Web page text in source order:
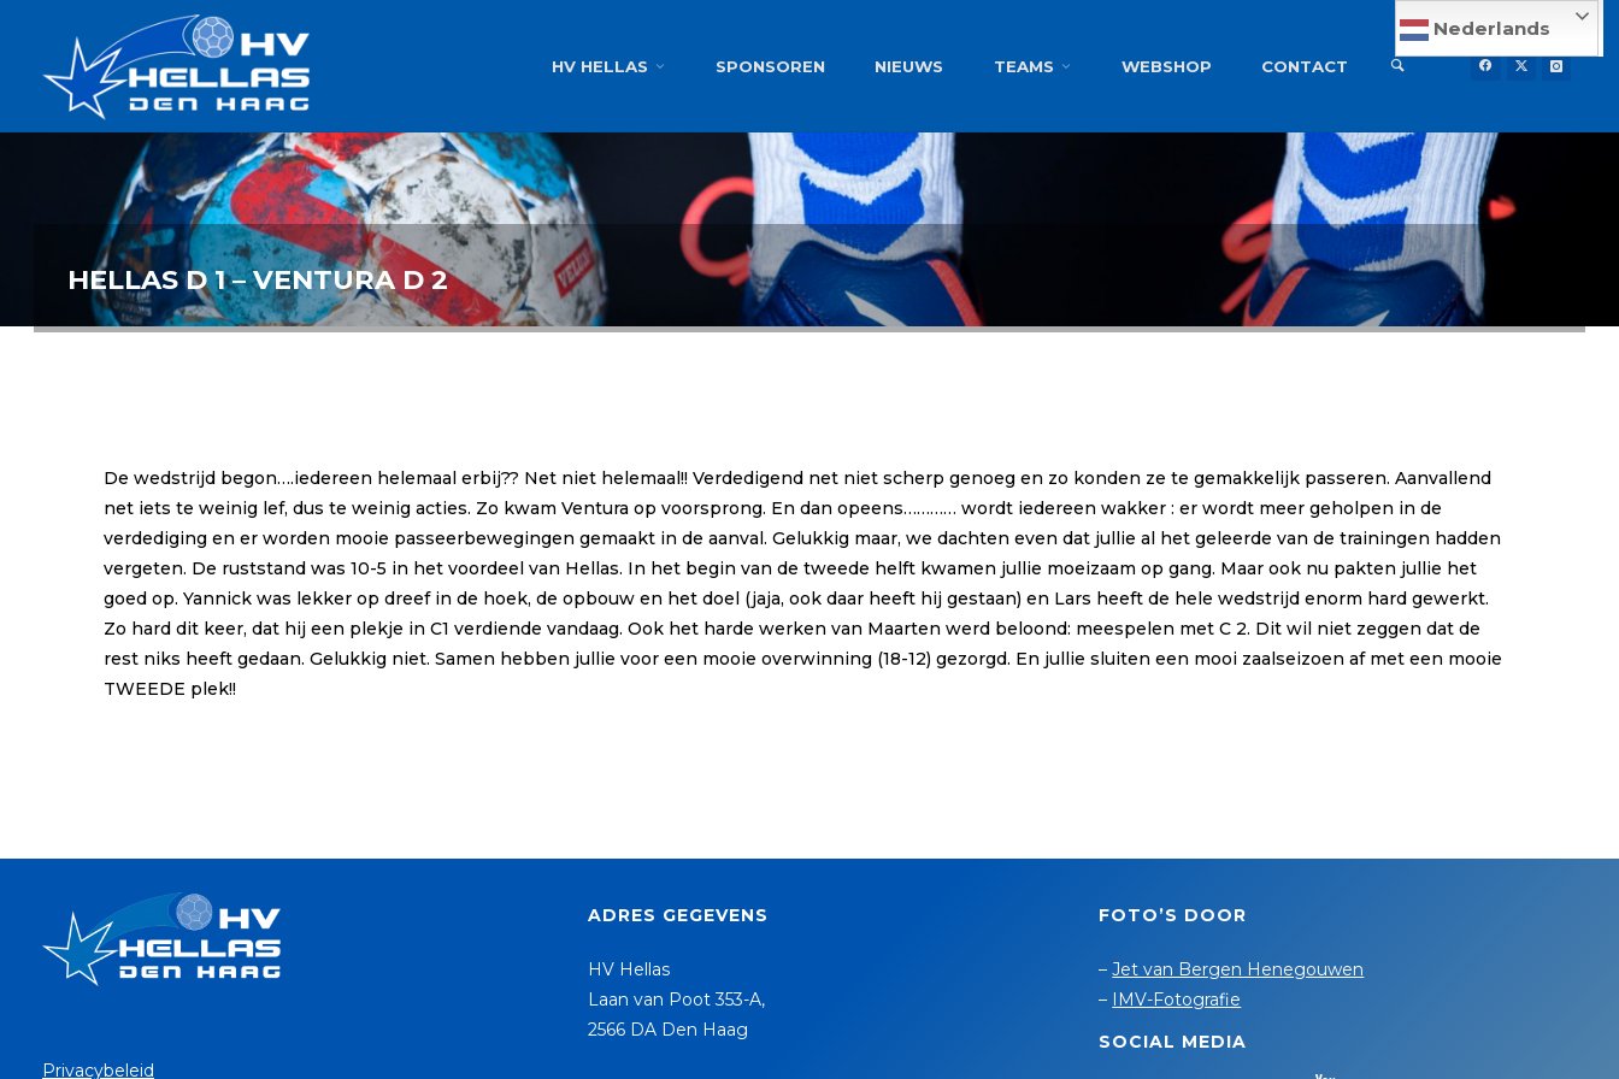
AMBITIE
HV HELLAS SPONSOREN NIEUWS TEAMS WEBSHOP CONTACT
Nederlands
HELLAS D 1 – VENTURA D 2
De wedstrijd begon….iedereen helemaal erbij?? Net niet helemaal!! Verdedigend net niet scherp genoeg en zo konden ze te gemakkelijk passeren. Aanvallend
net iets te weinig lef, dus te weinig acties. Zo kwam Ventura op voorsprong. En dan opeens………… wordt iedereen wakker : er wordt meer geholpen in de
verdediging en er worden mooie passeerbewegingen gemaakt in de aanval. Gelukkig maar, we dachten even dat jullie al het geleerde van de trainingen hadden
vergeten. De ruststand was 10-5 in het voordeel van Hellas. In het begin van de tweede helft kwamen jullie moeizaam op gang. Maar ook nu pakten jullie het
goed op. Yannick was lekker op dreef in de hoek, de opbouw en het doel (jaja, ook daar heeft hij gestaan) en Lars heeft de hele wedstrijd enorm hard gewerkt.
Zo hard dit keer, dat hij een plekje in C1 verdiende vandaag. Ook het harde werken van Maarten werd beloond: meespelen met C 2. Dit wil niet zeggen dat de
rest niks heeft gedaan. Gelukkig niet. Samen hebben jullie voor een mooie overwinning (18-12) gezorgd. En jullie sluiten een mooi zaalseizoen af met een mooie
TWEEDE plek!!
Privacybeleid
ADRES GEGEVENS
HV Hellas
Laan van Poot 353-A,
2566 DA Den Haag
FOTO’S DOOR
–Jet van Bergen Henegouwen
– IMV-Fotografie
SOCIAL MEDIA